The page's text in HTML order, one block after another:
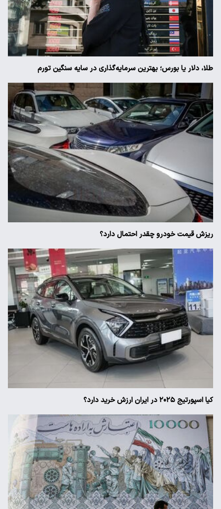
طلا، دلار یا بورس؛ بهترین سرمایه‌گذاری در سایه سنگین تورم
ریزش قیمت خودرو چقدر احتمال دارد؟
کیا اسپورتیج ۲۰۲۵ در ایران ارزش خرید دارد؟